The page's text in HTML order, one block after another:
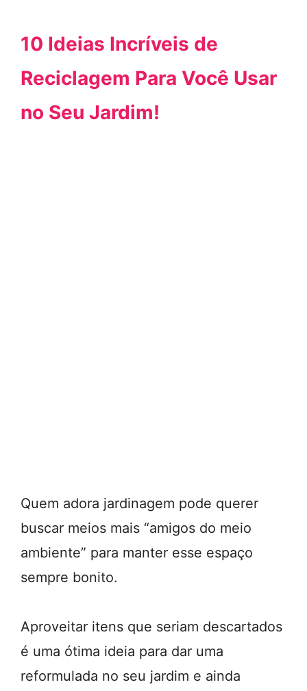
10 Ideias Incríveis de
Reciclagem Para Você Usar
no Seu Jardim!
Quem adora jardinagem pode querer
buscar meios mais “amigos do meio
ambiente” para manter esse espaço
sempre bonito.
Aproveitar itens que seriam descartados
é uma ótima ideia para dar uma
reformulada no seu jardim e ainda